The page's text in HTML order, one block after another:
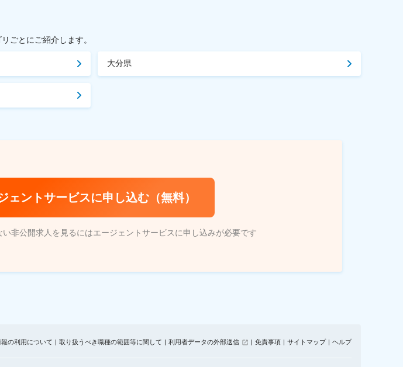
ごとにご紹介します。
大分県
ェントサービスに申し込む（無料）
非公開求人を見るにはエージェントサービスに申し込みが必要です
の利用について 取り扱うべき職種の範囲等に関して 利用者データの外部送信 免責事項 サイトマップ ヘルプ